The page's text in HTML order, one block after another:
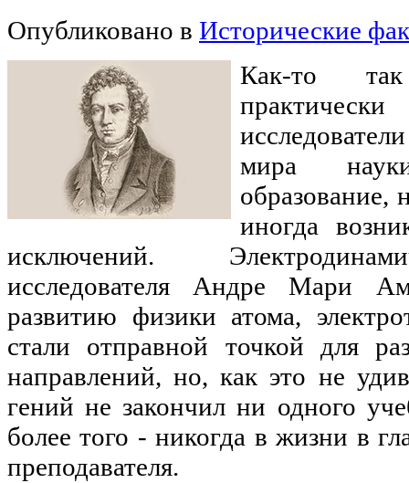
Опубликовано в Исторические
Как-то
мира
образование,
иногда
исключений.
исследователя Андре Мари
развитию физики атома,
стали отправной точкой для
направлений, но, как это не
гений не закончил ни одного
более того - никогда в жизни в
преподавателя.